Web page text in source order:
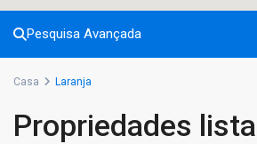
Pesquisa Avançada
Casa Laranja
Propriedades